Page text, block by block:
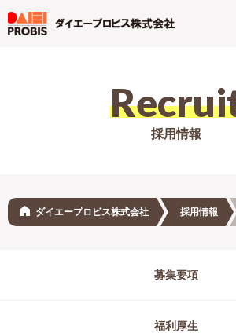
採用情報
ダイエープロビス株式会社 採用情報
募集要項
福利厚生